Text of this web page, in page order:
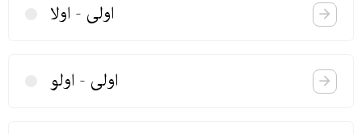
اولی - اولا
اولی - اولو